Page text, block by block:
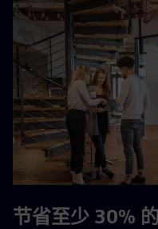
节省至少 30%